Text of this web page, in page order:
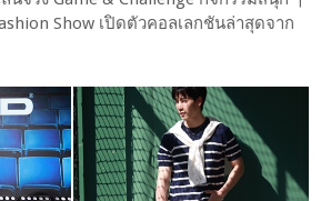
Show เปิดตัวคอลเลกชันล่าสุดจาก